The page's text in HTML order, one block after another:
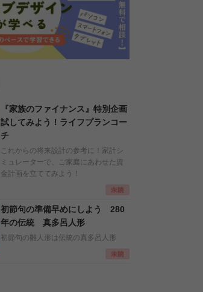
『家族のファイナンス』特別企画
試してみよう！ライフプランコー
チ
これからの将来設計の参考に！家計シ
ミュレーターで、ご家庭にあわせた資
金計画を立ててみよう！
初節句の準備早めにしよう 280
年の伝統 真多呂人形
初節句の雛人形は伝統の真多呂人形